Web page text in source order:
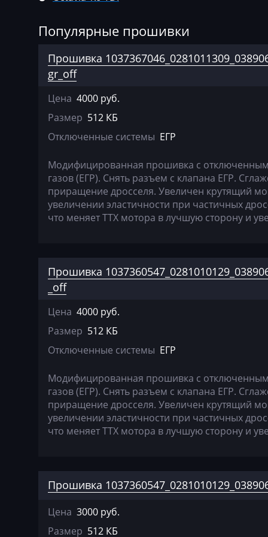
Agrifac
Albach
Arbos
Artec
AshokLeyland
Atlas
Audi
Ausa
AVR
Basak
Belgee
Bentley
BMW
BobCat
Brilliance
Buhler
BYD
Bosch EDC17U01
Bosch M3.8.x
Bosch
17.5.21
Bosch MED9.1.x
Bosch MED9.5.x
BOSCH
Delphi DCM6.2
Популярные прошивки
Прошивка
gr_off
Цена 4000 руб.
Размер 512 КБ
Отключенные системы ЕГР
Модифицированная прошивка c
газов (ЕГР). Снять разъем с клапана ЕГР.
приращение дросселя. Увеличен крутящий
увеличении эластичности при частичных
что меняет ТТХ мотора в лучшую сторону и
Прошивка
_off
Цена 4000 руб.
Размер 512 КБ
Отключенные системы ЕГР
Модифицированная прошивка c
газов (ЕГР). Снять разъем с клапана ЕГР.
приращение дросселя. Увеличен крутящий
увеличении эластичности при частичных
что меняет ТТХ мотора в лучшую сторону и
Прошивка
Цена 3000 руб.
Размер 512 КБ